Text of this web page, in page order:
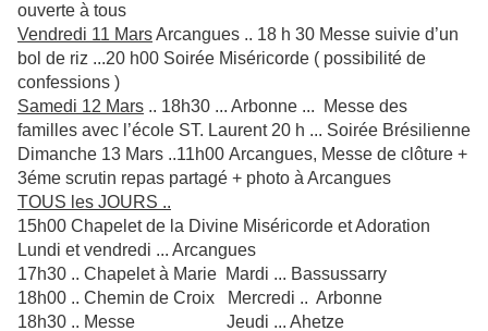
ouverte à tous
Vendredi 11 MarsArcangues .. 18 h 30 Messe suivie d’un
bol de riz ...20 h00 Soirée Miséricorde ( possibilité de
confessions )
Samedi 12 Mars .. 18h30 ... Arbonne ... Messe des
familles avec l’école ST. Laurent 20 h ... Soirée Brésilienne
Dimanche 13 Mars ..11h00 Arcangues, Messe de clôture +
3éme scrutin repas partagé + photo à Arcangues
TOUS les JOURS ..
15h00 Chapelet de la Divine Miséricorde et Adoration
Lundi et vendredi ... Arcangues
17h30 .. Chapelet à Marie Mardi ... Bassussarry
18h00 .. Chemin de Croix Mercredi .. Arbonne
18h30 .. Messe Jeudi ... Ahetze